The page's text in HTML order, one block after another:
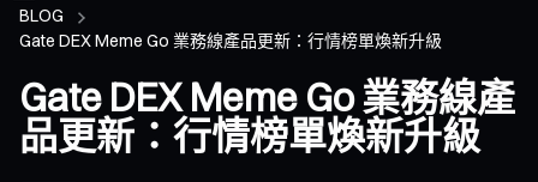
BLOG
Gate DEX Meme Go 業務線產品更新：行情榜單煥新升級
Gate DEX Meme Go 業務線產
品更新：行情榜單煥新升級